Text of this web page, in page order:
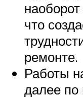
что
ремонте.
Работы
далее по